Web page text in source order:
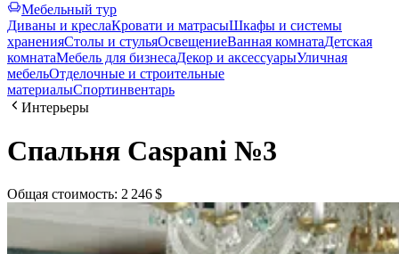
Мебельный тур
Диваны и креслаКровати и матрасыШкафы и системы
храненияСтолы и стульяОсвещениеВанная комнатаДетская
комнатаМебель для бизнесаДекор и аксессуарыУличная
мебельОтделочные и строительные
материалыСпортинвентарь
Интерьеры
Спальня Caspani №3
Общая стоимость: 2 246 $